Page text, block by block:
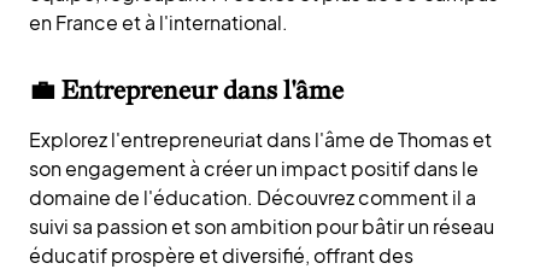
en France et à l'international.
💼 Entrepreneur dans l'âme
Explorez l'entrepreneuriat dans l'âme de Thomas et
son engagement à créer un impact positif dans le
domaine de l'éducation. Découvrez comment il a
suivi sa passion et son ambition pour bâtir un réseau
éducatif prospère et diversifié, offrant des